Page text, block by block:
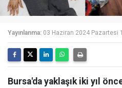
Yayınlanma: 03 Haziran 2024 Pazartesi
Bursa'da yaklaşık iki yıl